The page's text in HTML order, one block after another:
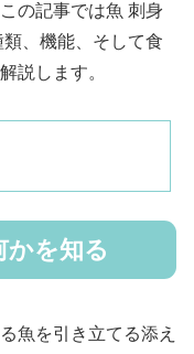
の記事では魚 刺身
、機能、そして食
説します。
かを知る
魚を引き立てる添え